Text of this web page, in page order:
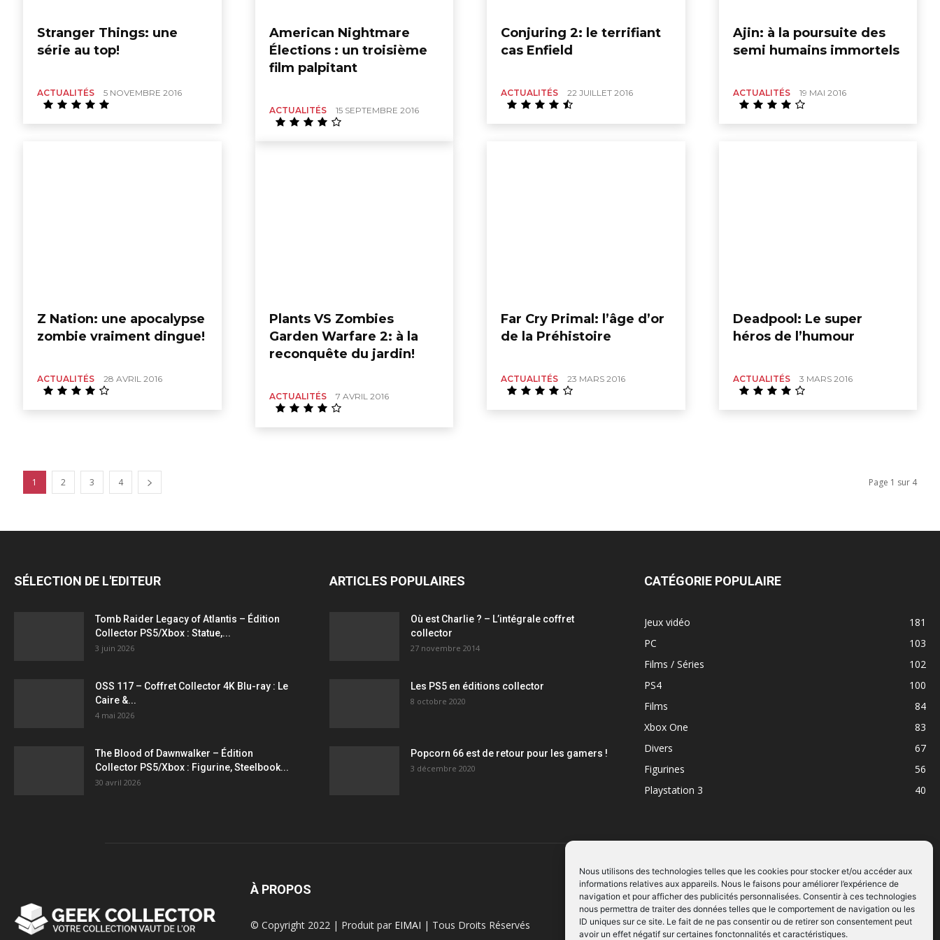
Nous utilisons des technologies telles que les cookies pour stocker et/ou accéder aux
informations relatives aux appareils. Nous le faisons pour améliorer l’expérience de
navigation et pour afficher des publicités personnalisées. Consentir à ces technologies
nous permettra de traiter des données telles que le comportement de navigation ou les
ID uniques sur ce site. Le fait de ne pas consentir ou de retirer son consentement peut
avoir un effet négatif sur certaines fonctonnalités et caractéristiques.
statuettes
Stranger Things: une
série au top!
ACTUALITÉS 5 NOVEMBRE 2016
American Nightmare
Élections : un troisième
film palpitant
ACTUALITÉS 15 SEPTEMBRE 2016
Conjuring 2: le terrifiant
cas Enfield
ACTUALITÉS 22 JUILLET 2016
Ajin: à la poursuite des
semi humains immortels
ACTUALITÉS 19 MAI 2016
Z Nation: une apocalypse
zombie vraiment dingue!
ACTUALITÉS 28 AVRIL 2016
Plants VS Zombies
Garden Warfare 2: à la
reconquête du jardin!
ACTUALITÉS 7 AVRIL 2016
Far Cry Primal: l’âge d’or
de la Préhistoire
ACTUALITÉS 23 MARS 2016
Deadpool: Le super
héros de l’humour
ACTUALITÉS 3 MARS 2016
1 2 3 4 Page 1 sur 4
SÉLECTION DE L'EDITEUR
Tomb Raider Legacy of Atlantis – Édition
Collector PS5/Xbox : Statue,...
3 juin 2026
OSS 117 – Coffret Collector 4K Blu-ray : Le
Caire &...
4 mai 2026
The Blood of Dawnwalker – Édition
Collector PS5/Xbox : Figurine, Steelbook...
30 avril 2026
ARTICLES POPULAIRES
Où est Charlie ? – L’intégrale coffret
collector
27 novembre 2014
Les PS5 en éditions collector
8 octobre 2020
Popcorn 66 est de retour pour les gamers !
3 décembre 2020
CATÉGORIE POPULAIRE
Jeux vidéo
181
PC
103
Films / Séries
102
PS4
100
Films
84
Xbox One
83
Divers
67
Figurines
56
Playstation 3
40
À PROPOS
© Copyright 2022 | Produit par EIMAI | Tous Droits Réservés
SUIVEZ NOUS